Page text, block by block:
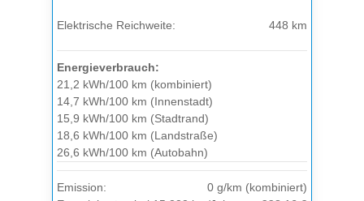
Elektrische Reichweite: 448 km
Energieverbrauch:
21,2 kWh/100 km (kombiniert)
14,7 kWh/100 km (Innenstadt)
15,9 kWh/100 km (Stadtrand)
18,6 kWh/100 km (Landstraße)
26,6 kWh/100 km (Autobahn)
Emission:
0 g/km (kombiniert)